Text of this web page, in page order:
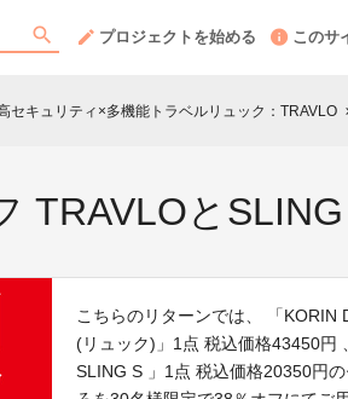
プロジェクトを始める このサ
セキュリティ×多機能トラベルリュック：TRAVLO
TRAVLOとSLING
こちらのリターンでは、 「KORIN
(リュック)」1点 税込価格43450円
SLING S 」1点 税込価格20350円